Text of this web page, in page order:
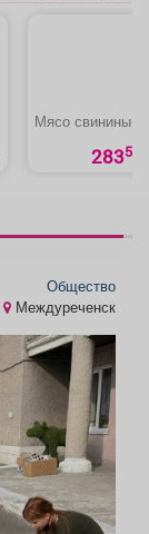
Мясо свинины
28350
Общество
Междуреченск